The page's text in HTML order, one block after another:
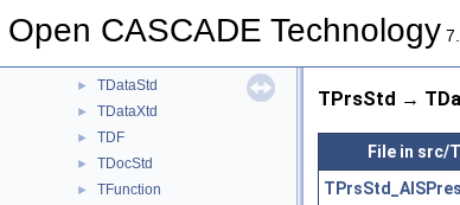
Open CASCADE Technology
► TCollection
► TDataStd
► TDataXtd
► TDF
► TDocStd
► TFunction
TPrsStd →
File in src/